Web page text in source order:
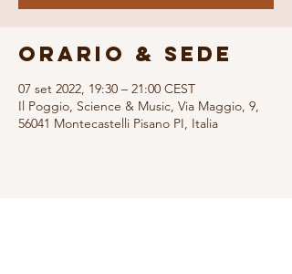
Orario & Sede
07 set 2022, 19:30 – 21:00 CEST
Il Poggio, Science & Music, Via Maggio, 9,
56041 Montecastelli Pisano PI, Italia